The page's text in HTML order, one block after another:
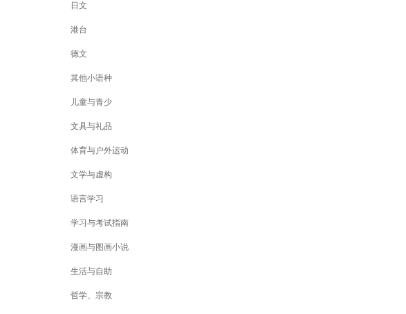
日文
港台
德文
其他小语种
儿童与青少
文具与礼品
体育与户外运动
文学与虚构
语言学习
学习与考试指南
漫画与图画小说
生活与自助
哲学、宗教